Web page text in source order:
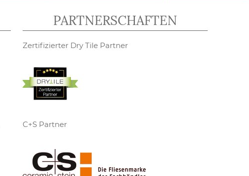
PARTNERSCHAFTEN
Zertifizierter Dry Tile Partner
C+S Partner